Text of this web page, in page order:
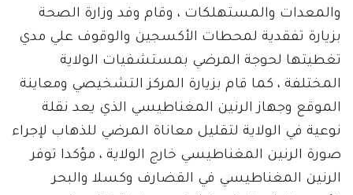
والمعدات والمستهلكات ، وقام وفد وزارة الصحة
بزيارة تفقدية لمحطات الأكسجين والوقوف علي مدي
تغطيتها لحوجة المرضي بمستشفيات الولاية
المختلفة ، كما قام بزيارة المركز التشخيصي ومعاينة
الموقع وجهاز الرنين المغناطيسي الذي يعد نقلة
نوعية في الولاية لتقليل معاناة المرضي للذهاب لإجراء
صورة الرنين المغناطيسي خارج الولاية ، مؤكدا توفر
الرنين المغناطيسي في القضارف وكسلا والبحر